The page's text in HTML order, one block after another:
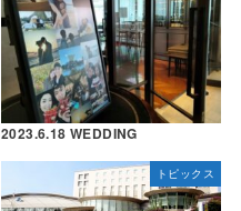
2023.6.18 WEDDING
トピックス